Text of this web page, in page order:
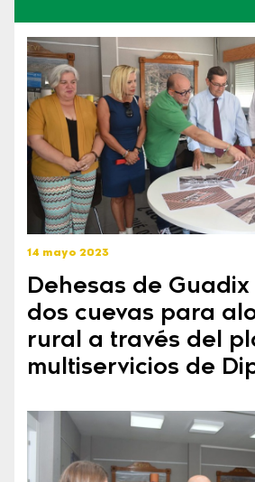
14 mayo 2023
Dehesas de
dos cuevas para
rural a través del
multiservicios de